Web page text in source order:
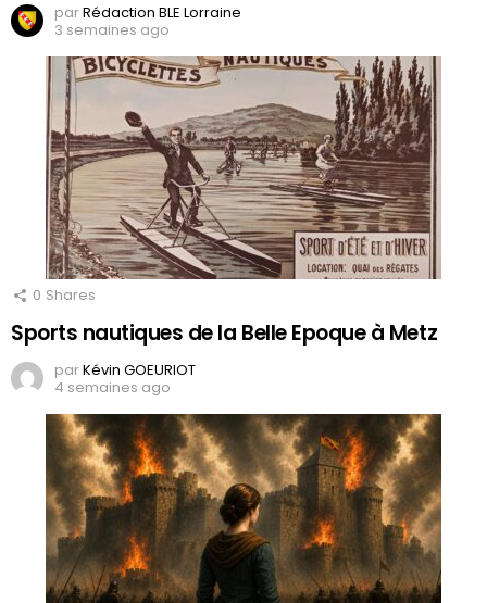
parRédaction BLE Lorraine
3 semaines ago
0 Shares
Sports nautiques de la Belle Epoque à Metz
parKévin GOEURIOT
4 semaines ago